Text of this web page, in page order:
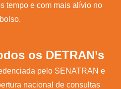
tempo e com mais alívio no
bolso.
os DETRAN’s
pelo SENATRAN e
nacional de consultas